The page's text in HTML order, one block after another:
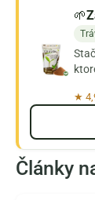
🌱
★
Články